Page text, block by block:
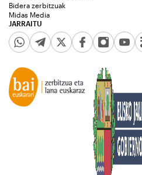
JARRAITU
Bidera zerbitzuak
Midas Media